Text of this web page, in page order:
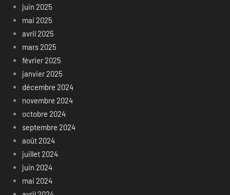
juin 2025
mai 2025
avril 2025
mars 2025
février 2025
janvier 2025
décembre 2024
novembre 2024
octobre 2024
septembre 2024
août 2024
juillet 2024
juin 2024
mai 2024